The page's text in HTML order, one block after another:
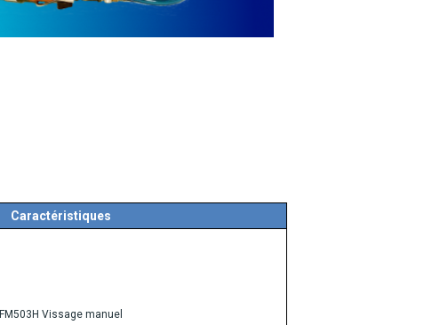
Caractéristiques
FM503H Vissage manuel